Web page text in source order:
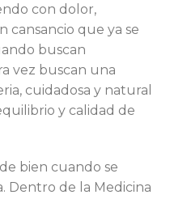
con dolor,
cansancio que ya se
buscan
vez buscan una
cuidadosa y natural
y calidad de
bien cuando se
Dentro de la Medicina